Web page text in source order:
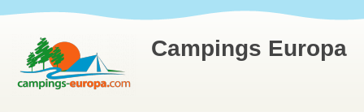
Campings Europa